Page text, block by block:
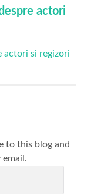
actori
to this blog and